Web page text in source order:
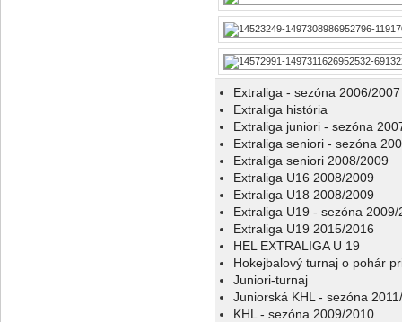
Extraliga - sezóna 2006/2007
Extraliga história
Extraliga juniori - sezóna
Extraliga seniori - sezóna
Extraliga seniori 2008/2009
Extraliga U16 2008/2009
Extraliga U18 2008/2009
Extraliga U19 - sezóna 2009/
Extraliga U19 2015/2016
HEL EXTRALIGA U 19
Hokejbalový turnaj o pohár
Juniori-turnaj
Juniorská KHL - sezóna
KHL - sezóna 2009/2010